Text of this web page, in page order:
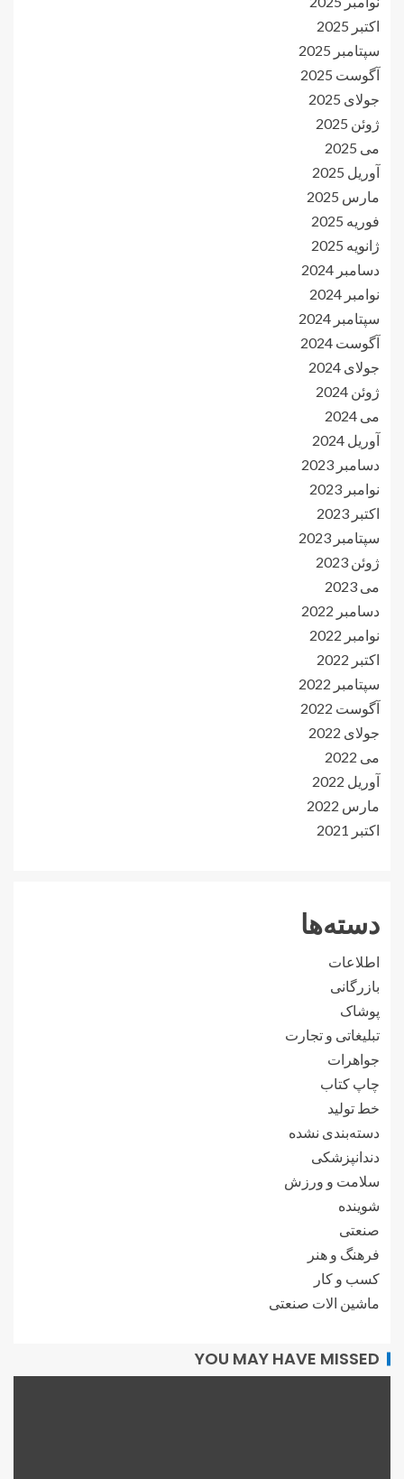
اکتبر 2025
سپتامبر 2025
آگوست 2025
جولای 2025
ژوئن 2025
می 2025
آوریل 2025
مارس 2025
فوریه 2025
ژانویه 2025
دسامبر 2024
نوامبر 2024
سپتامبر 2024
آگوست 2024
جولای 2024
ژوئن 2024
می 2024
آوریل 2024
دسامبر 2023
نوامبر 2023
اکتبر 2023
سپتامبر 2023
ژوئن 2023
می 2023
دسامبر 2022
نوامبر 2022
اکتبر 2022
سپتامبر 2022
آگوست 2022
جولای 2022
می 2022
آوریل 2022
مارس 2022
اکتبر 2021
دسته‌ها
اطلاعات
بازرگانی
پوشاک
تبلیغاتی و تجارت
جواهرات
چاپ کتاب
خط تولید
دسته‌بندی نشده
دندانپزشکی
سلامت و ورزش
شوینده
صنعتی
فرهنگ و هنر
کسب و کار
ماشین الات صنعتی
YOU MAY HAVE MISSED